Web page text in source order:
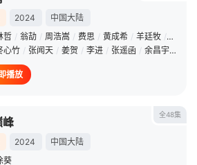
2024
中国大陆
哲 / 翁劼 / 周浩嵩 / 费思 / 黄成希 / 羊廷牧 / 人狼
心竹 / 张闻天 / 姜贺 / 李进 / 张遥函 / 余昌宇 /
播放
全48集
峰
2024
中国大陆
葵